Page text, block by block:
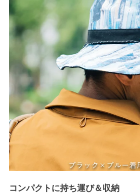
コンパクトに持ち運び＆収納